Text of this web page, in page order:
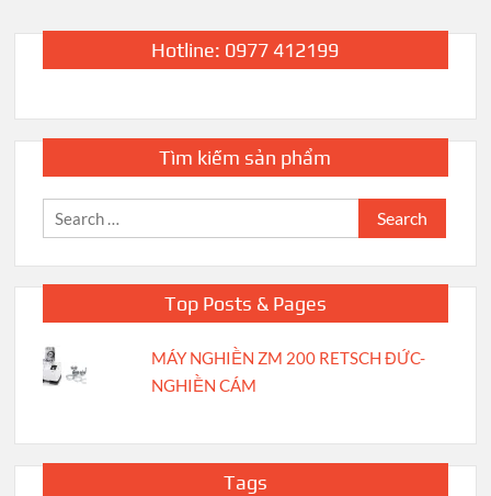
Hotline: 0977 412199
Tìm kiếm sản phẩm
Search
for:
Top Posts & Pages
MÁY NGHIỀN ZM 200 RETSCH ĐỨC-
NGHIỀN CÁM
Tags